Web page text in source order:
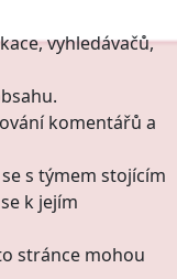
vyhledávačů,
komentářů a
s týmem stojícím
k jejím
stránce mohou